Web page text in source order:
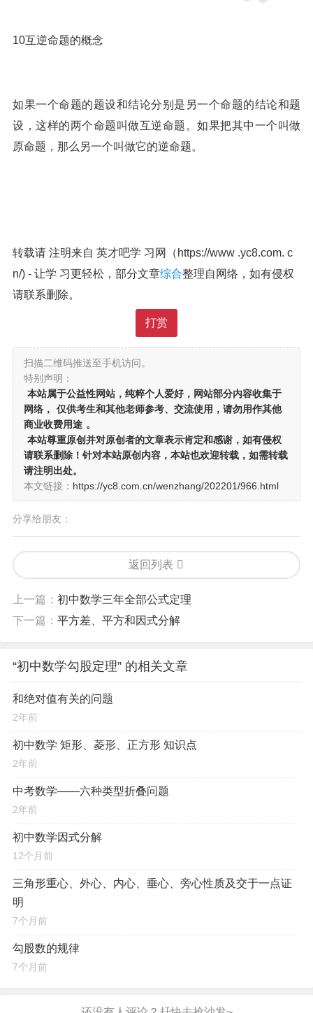
10互逆命题的概念
如果一个命题的题设和结论分别是另一个命题的结论和题
设，这样的两个命题叫做互逆命题。如果把其中一个叫做
原命题，那么另一个叫做它的逆命题。
转载请 注明来自 英才吧学 习网（https://www .yc8.com. c
n/) - 让学 习更轻松，部分文章综合整理自网络，如有侵权
请联系删除。
打赏
扫描二维码推送至手机访问。
特别声明：
本站属于公益性网站，纯粹个人爱好，网站部分内容收集于
网络，
仅供考生和其他老师参考、交流使用，请勿用作其他
商业收费用途 。
本站尊重原创并对原创者的文章表示肯定和感谢，如有侵权
请联系删除！针对本站原创内容，本站也欢迎转载，如需转载
请注明出处。
本文链接： https://yc8.com.cn/wenzhang/202201/966.html
分享给朋友：
返回列表
上一篇： 初中数学三年全部公式定理
下一篇： 平方差、平方和因式分解
“初中数学勾股定理” 的相关文章
和绝对值有关的问题
2年前
初中数学 矩形、菱形、正方形 知识点
2年前
中考数学——六种类型折叠问题
2年前
初中数学因式分解
12个月前
三角形重心、外心、内心、垂心、旁心性质及交于一点证
明
7个月前
勾股数的规律
7个月前